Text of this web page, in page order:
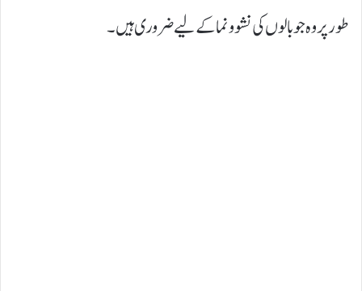
طور پر وہ جو بالوں کی نشوونما کے لیے ضروری ہیں۔